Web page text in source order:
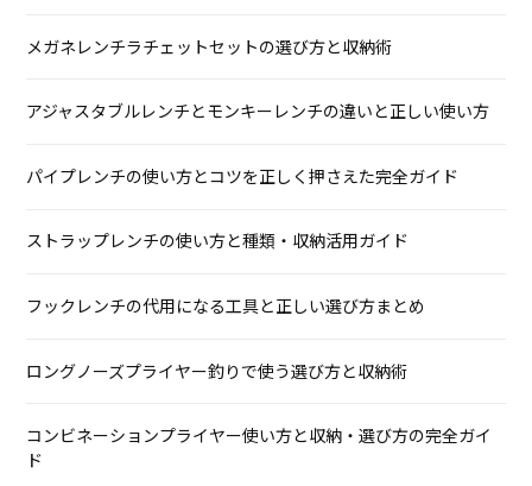
メガネレンチラチェットセットの選び方と収納術
アジャスタブルレンチとモンキーレンチの違いと正しい使い方
パイプレンチの使い方とコツを正しく押さえた完全ガイド
ストラップレンチの使い方と種類・収納活用ガイド
フックレンチの代用になる工具と正しい選び方まとめ
ロングノーズプライヤー釣りで使う選び方と収納術
コンビネーションプライヤー使い方と収納・選び方の完全ガイ
ド